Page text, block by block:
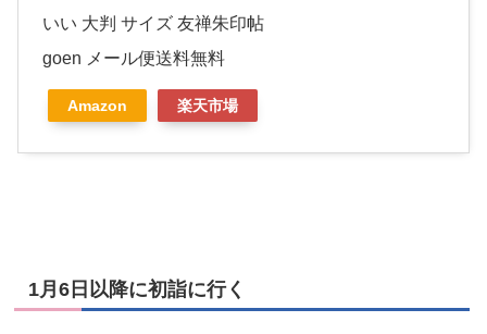
いい 大判 サイズ 友禅朱印帖
goen メール便送料無料
Amazon 楽天市場
1月6日以降に初詣に行く